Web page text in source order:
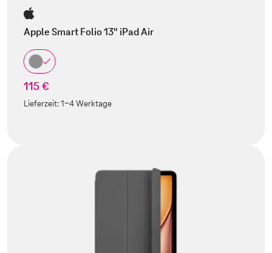
Apple Smart Folio 13" iPad Air
115 €
Lieferzeit:1-4 Werktage